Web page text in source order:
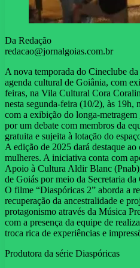
Da Redação
redacao@jornalgoias.com.br
A nova temporada do Cineclube
agenda cultural de Goiânia, com
feiras, na Vila Cultural Cora
nesta segunda-feira (10/2), às 19h,
com a exibição do longa-
por um debate com membros da
gratuita e sujeita à lotação do
A edição de 2025 dará destaque
mulheres. A iniciativa conta com
Apoio à Cultura Aldir Blanc
de Goiás por meio da Secretaria
O filme “Diaspóricas 2” aborda a
recuperação da ancestralidade e
protagonismo através da Música
com a presença da equipe de
troca rica de experiências e
Produtora da série Diaspóricas